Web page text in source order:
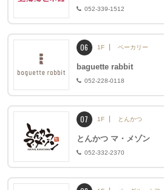
052-339-1512
06 1F ベーカリー
baguette rabbit
052-228-0118
07 1F とんかつ
とんかつ マ・メゾン
052-332-2370